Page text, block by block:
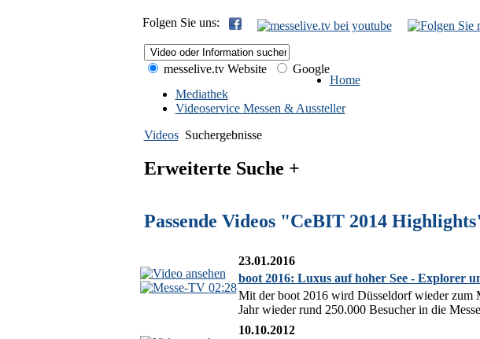
Folgen Sie uns:
messelive.tv Website
Google
Home
Mediathek
Videoservice Messen & Aussteller
Videos Suchergebnisse
Erweiterte Suche +
Passende Videos "CeBIT 2014
02:28
23.01.2016
boot 2016: Luxus auf hoher See - Explorer
Mit der boot 2016 wird Düsseldorf wieder zum
Jahr wieder rund 250.000 Besucher in die
10.10.2012